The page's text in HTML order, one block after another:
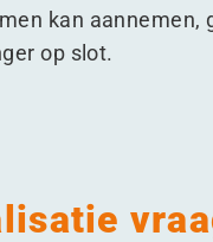
kan aannemen,
op slot.